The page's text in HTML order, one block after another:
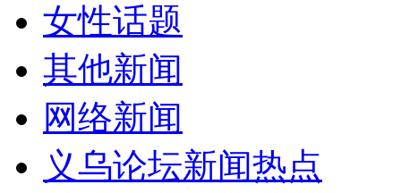
女性话题
其他新闻
网络新闻
义乌论坛新闻热点